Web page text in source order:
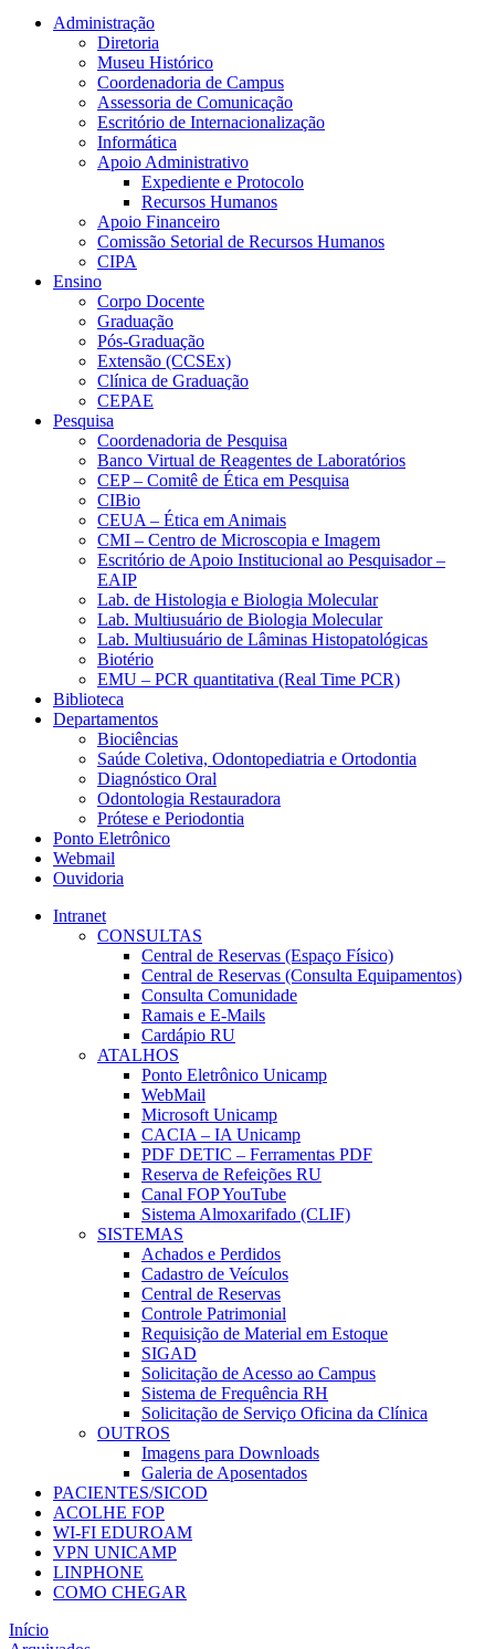
Administração
Diretoria
Museu Histórico
Coordenadoria de Campus
Assessoria de Comunicação
Escritório de Internacionalização
Informática
Apoio Administrativo
Expediente e Protocolo
Recursos Humanos
Apoio Financeiro
Comissão Setorial de Recursos Humanos
CIPA
Ensino
Corpo Docente
Graduação
Pós-Graduação
Extensão (CCSEx)
Clínica de Graduação
CEPAE
Pesquisa
Coordenadoria de Pesquisa
Banco Virtual de Reagentes de Laboratórios
CEP – Comitê de Ética em Pesquisa
CIBio
CEUA – Ética em Animais
CMI – Centro de Microscopia e Imagem
Escritório de Apoio Institucional ao Pesquisador –
EAIP
Lab. de Histologia e Biologia Molecular
Lab. Multiusuário de Biologia Molecular
Lab. Multiusuário de Lâminas Histopatológicas
Biotério
EMU – PCR quantitativa (Real Time PCR)
Biblioteca
Departamentos
Biociências
Saúde Coletiva, Odontopediatria e Ortodontia
Diagnóstico Oral
Odontologia Restauradora
Prótese e Periodontia
Ponto Eletrônico
Webmail
Ouvidoria
Intranet
CONSULTAS
Central de Reservas (Espaço Físico)
Central de Reservas (Consulta Equipamentos)
Consulta Comunidade
Ramais e E-Mails
Cardápio RU
ATALHOS
Ponto Eletrônico Unicamp
WebMail
Microsoft Unicamp
CACIA – IA Unicamp
PDF DETIC – Ferramentas PDF
Reserva de Refeições RU
Canal FOP YouTube
Sistema Almoxarifado (CLIF)
SISTEMAS
Achados e Perdidos
Cadastro de Veículos
Central de Reservas
Controle Patrimonial
Requisição de Material em Estoque
SIGAD
Solicitação de Acesso ao Campus
Sistema de Frequência RH
Solicitação de Serviço Oficina da Clínica
OUTROS
Imagens para Downloads
Galeria de Aposentados
PACIENTES/SICOD
ACOLHE FOP
WI-FI EDUROAM
VPN UNICAMP
LINPHONE
COMO CHEGAR
Início